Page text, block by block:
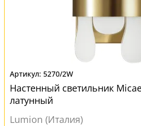
5270/2W
Настенный светильник
латунный
Lumion (Италия)